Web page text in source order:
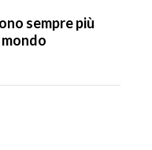
sempre più